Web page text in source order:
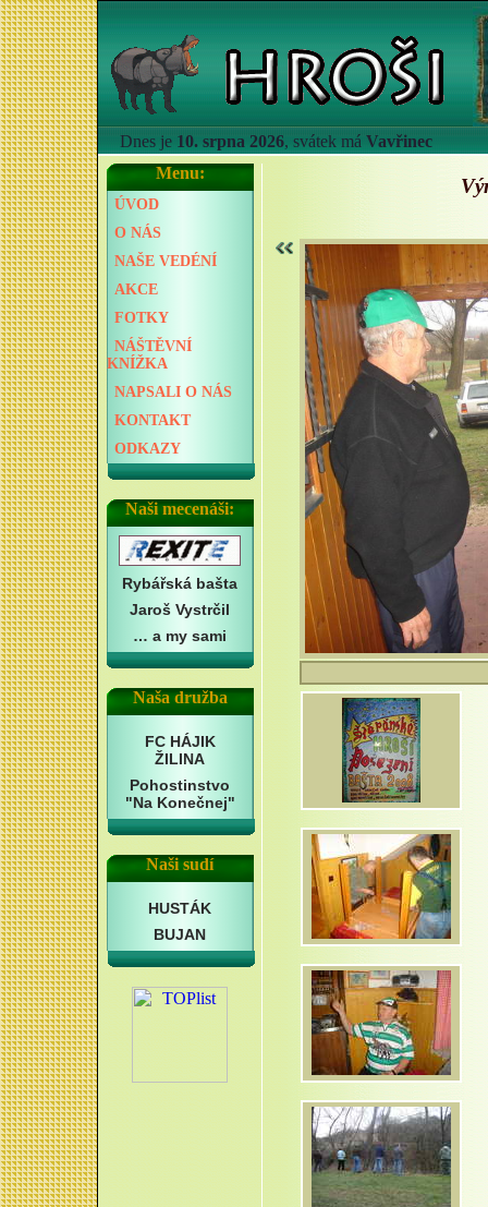
Dnes je 10. srpna 2026, svátek má Vavřinec
Menu:
ÚVOD
O NÁS
NAŠE VEDÉNÍ
AKCE
FOTKY
NÁŠTĚVNÍ
KNÍŽKA
NAPSALI O NÁS
KONTAKT
ODKAZY
Naši mecenáši:
Rybářská bašta
Jaroš Vystrčil
… a my sami
Naša družba
FC HÁJIK
ŽILINA
Pohostinstvo
"Na Konečnej"
Naši sudí
HUSTÁK
BUJAN